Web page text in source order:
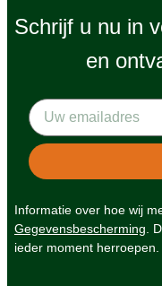
Schrijf u nu in
en
Informatie over hoe wij
Gegevensbescherming .
ieder moment herroepen.